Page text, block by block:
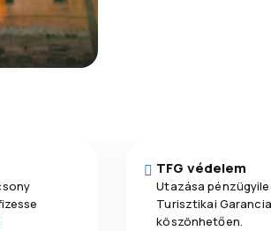
TFG védelem
Utazása
Turisztikai
köszönhetően.